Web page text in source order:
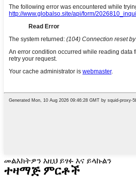
መልእክትዎን እዚህ ይፃፉ እና ይላኩልን
ተዛማጅ ምርቶች